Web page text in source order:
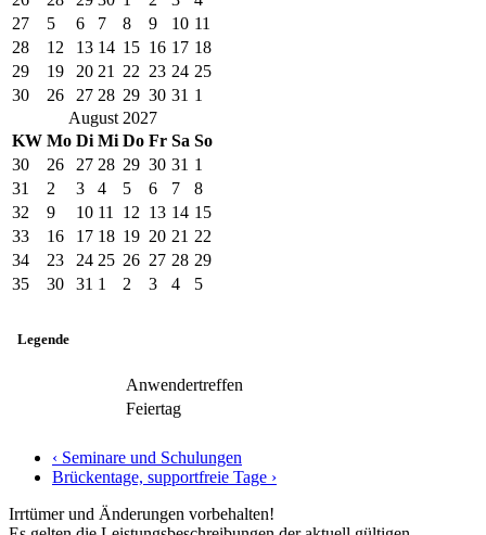
27
5 6 7 8 9 10 11
28
12 13 14 15 16 17 18
29
19 20 21 22 23 24 25
30
26 27 28 29 30 31 1
August 2027
KW Mo Di Mi Do Fr Sa So
30
26 27 28 29 30 31 1
31
2 3 4 5 6 7
8
32
9 10 11 12 13 14 15
33
16 17 18 19 20 21 22
34
23 24 25 26 27 28 29
35
30 31 1 2 3 4 5
Legende
Anwendertreffen
Feiertag
‹ Seminare und Schulungen
Brückentage, supportfreie Tage ›
Irrtümer und Änderungen vorbehalten!